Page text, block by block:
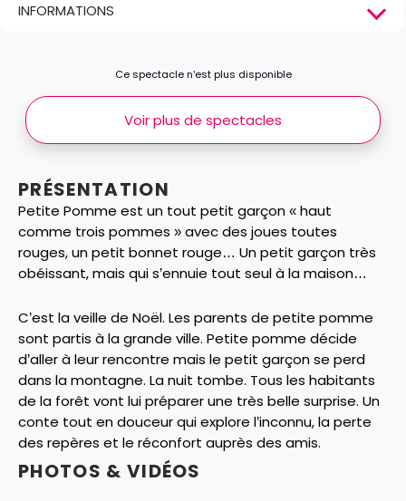
INFORMATIONS
PRÉSENTATION
Petite Pomme est un tout petit garçon « haut
comme trois pommes » avec des joues toutes
rouges, un petit bonnet rouge… Un petit garçon très
obéissant, mais qui s’ennuie tout seul à la maison…
C’est la veille de Noël. Les parents de petite pomme
sont partis à la grande ville. Petite pomme décide
d’aller à leur rencontre mais le petit garçon se perd
dans la montagne. La nuit tombe. Tous les habitants
de la forêt vont lui préparer une très belle surprise. Un
conte tout en douceur qui explore l’inconnu, la perte
des repères et le réconfort auprès des amis.
Ce spectacle n’est plus disponible
Voir plus de spectacles
PHOTOS & VIDÉOS